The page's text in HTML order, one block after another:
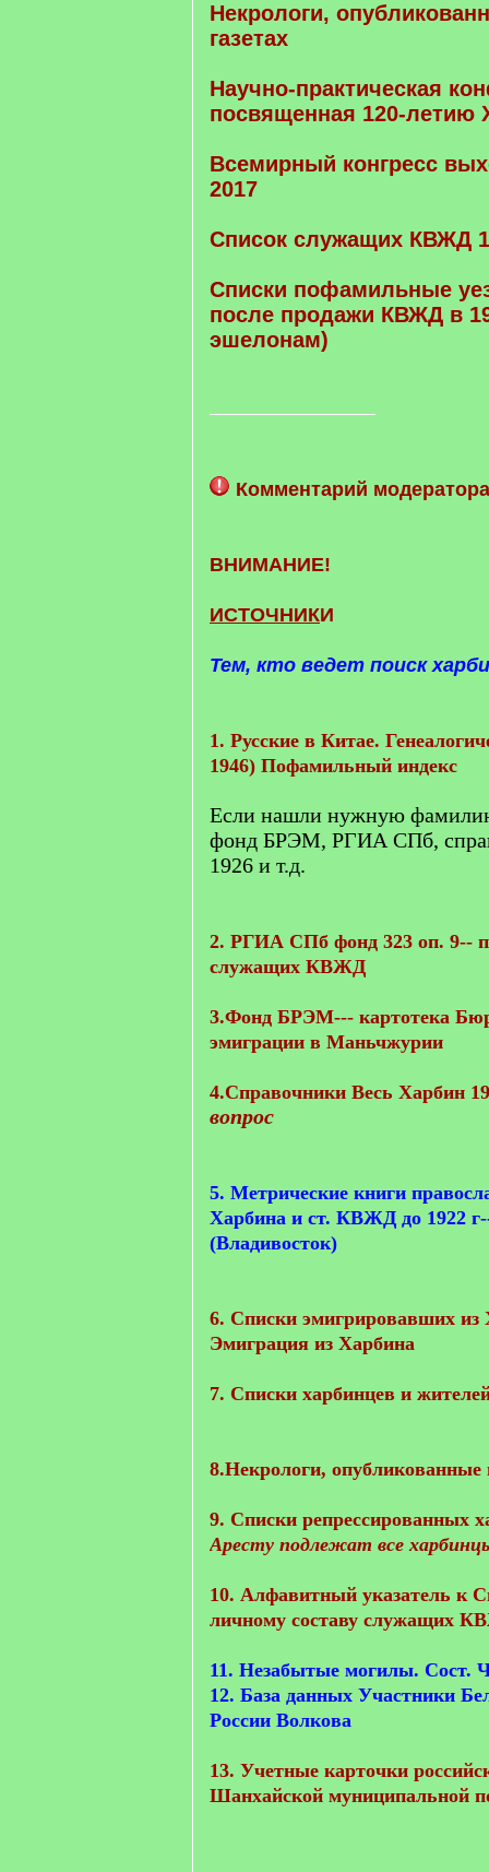
Некрологи,
газетах
Научно-практическая
посвященная 120-летию
Всемирный конгресс
2017
Список служащих КВЖД
Списки пофамильные
после продажи КВЖД в
эшелонам)
Комментарий
ВНИМАНИЕ!
ИСТОЧНИКИ
Тем, кто ведет поиск
1. Русские в Китае.
1946) Пофамильный индекс
Если нашли нужную
фонд БРЭМ, РГИА СПб,
1926 и т.д.
2. РГИА СПб фонд 323 оп. 9--
служащих КВЖД
3.Фонд БРЭМ--- картотека
эмиграции в Маньчжурии
4.Справочники Весь Харбин
вопрос
5. Метрические книги
Харбина и ст. КВЖД до 1922
(Владивосток)
6. Списки эмигрировавших из
Эмиграция из Харбина
7. Cписки харбинцев и
8.Некрологи, опубликованные
9. Списки репрессированных
Аресту подлежат все
10. Алфавитный указатель к
личному составу служащих
11. Незабытые могилы. Сост.
12. База данных Участники
России Волкова
13. Учетные карточки
Шанхайской муниципальной